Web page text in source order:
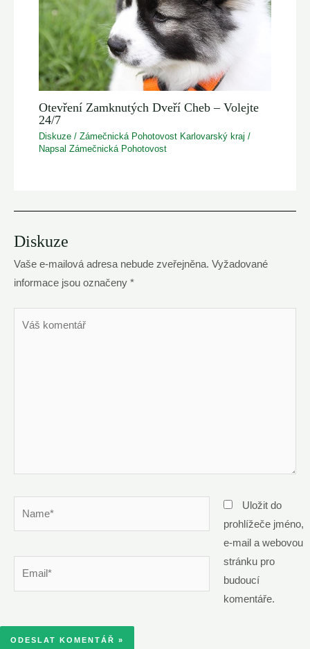
Otevření Zamknutých Dveří Cheb – Volejte
24/7
Diskuze /Zámečnická Pohotovost Karlovarský kraj /
NapsalZámečnická Pohotovost
Diskuze
Vaše e-mailová adresa nebude zveřejněna. Vyžadované
informace jsou označeny *
Uložit do
prohlížeče jméno,
e-mail a webovou
stránku pro
budoucí
komentáře.